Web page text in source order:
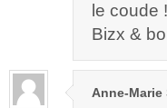
le coude !
Bizx &
Anne-Marie